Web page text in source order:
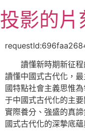
至
主
投影的片
讀懂新時期新征
讀懂中國式古代化，
國特點社會主義思惟
于中國式古代化的主
實際養分、強盛的真
國式古代化的深摯底蘊